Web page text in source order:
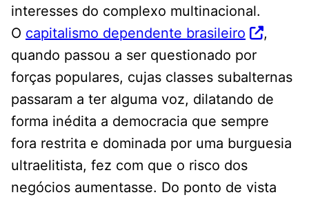
interesses do complexo multinacional.
O capitalismo dependente brasileiro
,
quando passou a ser questionado por
forças populares, cujas classes subalternas
passaram a ter alguma voz, dilatando de
forma inédita a democracia que sempre
fora restrita e dominada por uma burguesia
ultraelitista, fez com que o risco dos
negócios aumentasse. Do ponto de vista